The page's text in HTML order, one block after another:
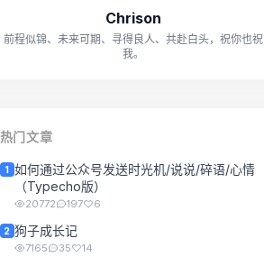
Chrison
前程似锦、未来可期、寻得良人、共赴白头，祝你也祝
我。
热门文章
1 如何通过公众号发送时光机/说说/碎语/心情
（Typecho版）
20772 197 6
2 狗子成长记
7165 35 14